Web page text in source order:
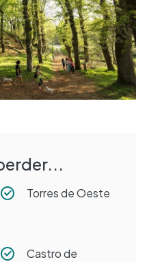
Torres de Oeste
Castro de